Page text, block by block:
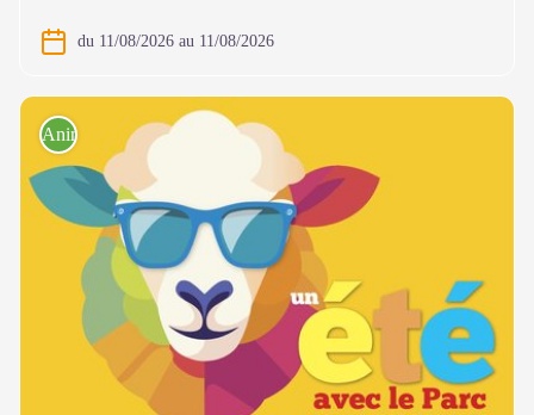
du 11/08/2026 au 11/08/2026
Animations